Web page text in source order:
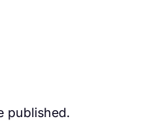
published.